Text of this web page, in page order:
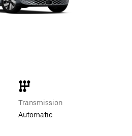
Transmission
Automatic